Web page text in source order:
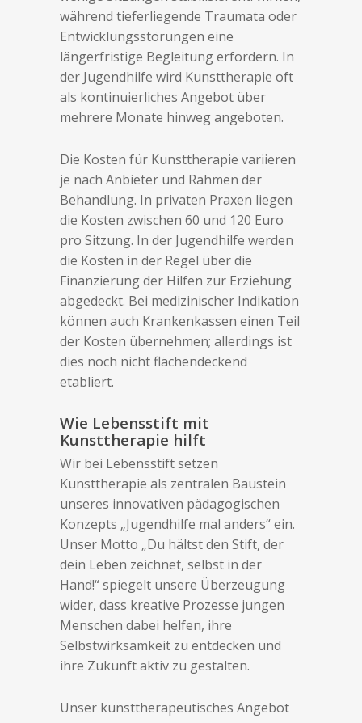
während tieferliegende Traumata oder
Entwicklungsstörungen eine
längerfristige Begleitung erfordern. In
der Jugendhilfe wird Kunsttherapie oft
als kontinuierliches Angebot über
mehrere Monate hinweg angeboten.
Die Kosten für Kunsttherapie variieren
je nach Anbieter und Rahmen der
Behandlung. In privaten Praxen liegen
die Kosten zwischen 60 und 120 Euro
pro Sitzung. In der Jugendhilfe werden
die Kosten in der Regel über die
Finanzierung der Hilfen zur Erziehung
abgedeckt. Bei medizinischer Indikation
können auch Krankenkassen einen Teil
der Kosten übernehmen; allerdings ist
dies noch nicht flächendeckend
etabliert.
Wie Lebensstift mit
Kunsttherapie hilft
Wir bei Lebensstift setzen
Kunsttherapie als zentralen Baustein
unseres innovativen pädagogischen
Konzepts „Jugendhilfe mal anders“ ein.
Unser Motto „Du hältst den Stift, der
dein Leben zeichnet, selbst in der
Hand!“ spiegelt unsere Überzeugung
wider, dass kreative Prozesse jungen
Menschen dabei helfen, ihre
Selbstwirksamkeit zu entdecken und
ihre Zukunft aktiv zu gestalten.
Unser kunsttherapeutisches Angebot